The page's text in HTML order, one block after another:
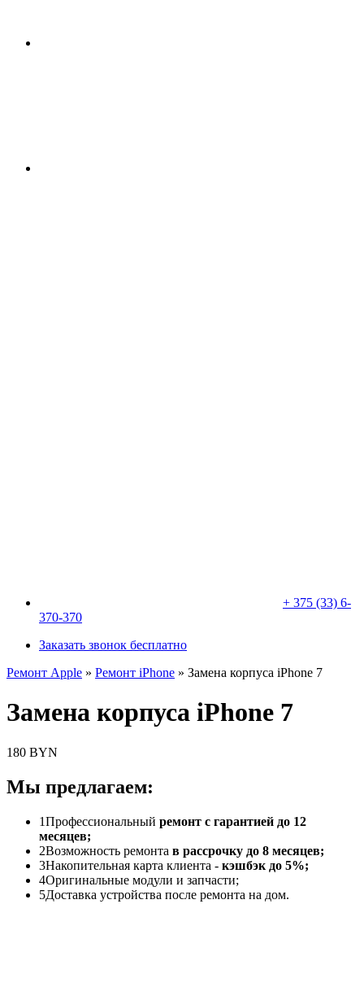
+ 375 (33) 6-
370-370
Заказать звонок бесплатно
Ремонт Apple » Ремонт iPhone » Замена корпуса iPhone 7
Замена корпуса iPhone 7
180 BYN
Мы предлагаем:
1Профессиональный ремонт с гарантией до 12
месяцев;
2Возможность ремонта в рассрочку до 8 месяцев;
3Накопительная карта клиента - кэшбэк до 5%;
4Оригинальные модули и запчасти;
5Доставка устройства после ремонта на дом.